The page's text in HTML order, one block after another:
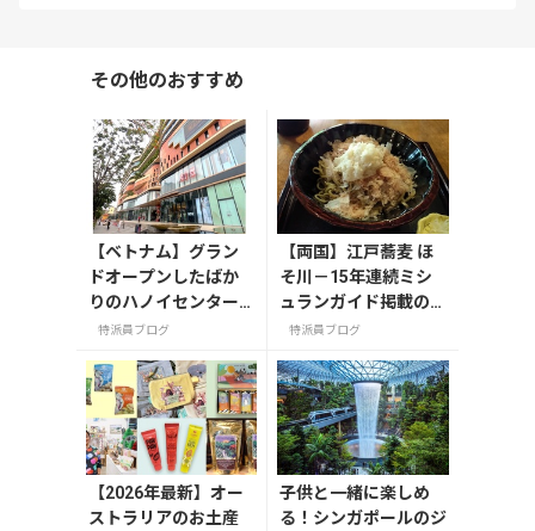
その他のおすすめ
【ベトナム】グラン
ドオープンしたばか
りのハノイセンター
にお土産を探しに行
特派員ブログ
【両国】江戸蕎麦 ほ
そ川－15年連続ミシ
ュランガイド掲載の名
店
特派員ブログ
【2026年最新】オー
ストラリアのお土産
子供と一緒に楽しめ
る！シンガポールのジ